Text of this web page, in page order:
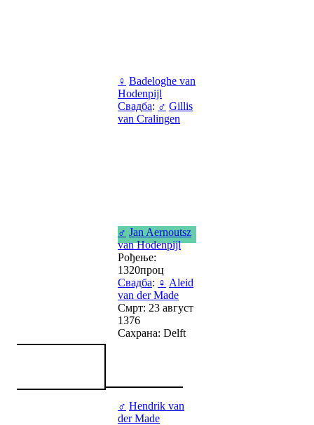
♀ Badeloghe van
Hodenpijl
Свадба: ♂ Gillis
van Cralingen
♂ Jan Aernoutsz
van Hodenpijl
Рођење:
1320проц
Свадба: ♀ Aleid
van der Made
Смрт: 23 август
1376
Сахрана: Delft
♂ Hendrik van
der Made